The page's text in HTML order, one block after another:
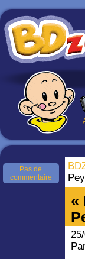
Pas de
commentaire
«